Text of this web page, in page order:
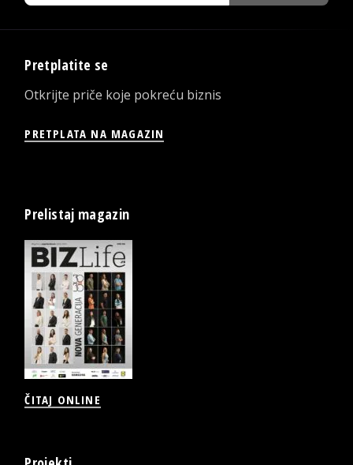
Pretplatite se
Otkrijte priče koje pokreću biznis
PRETPLATA NA MAGAZIN
Prelistaj magazin
ČITAJ ONLINE